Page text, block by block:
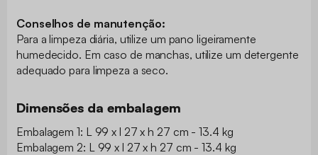
Conselhos de manutenção:
Para a limpeza diária, utilize um pano ligeiramente
humedecido. Em caso de manchas, utilize um detergente
adequado para limpeza a seco.
Dimensões da embalagem
Embalagem 1: L 99 x l 27 x h 27 cm - 13.4 kg
Embalagem 2: L 99 x l 27 x h 27 cm - 13.4 kg